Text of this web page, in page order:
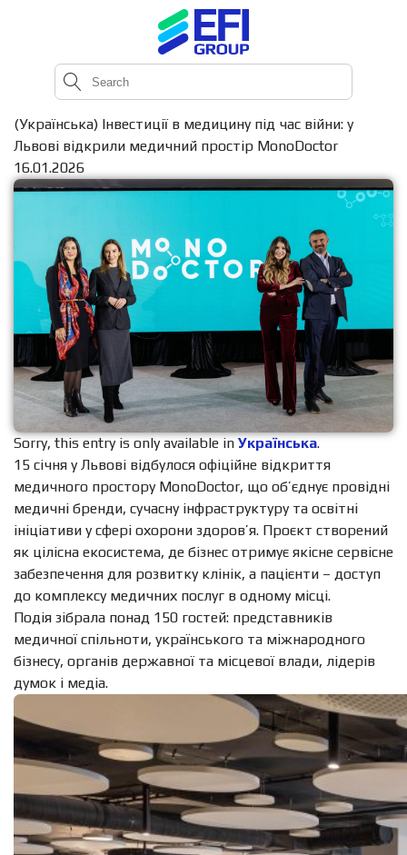
(Українська) Інвестиції в медицину під час війни: у
Львові відкрили медичний простір MonoDoctor
16.01.2026
Sorry, this entry is only available in Українська.
15 січня у Львові відбулося офіційне відкриття
медичного простору MonoDoctor, що об’єднує провідні
медичні бренди, сучасну інфраструктуру та освітні
ініціативи у сфері охорони здоров’я. Проєкт створений
як цілісна екосистема, де бізнес отримує якісне сервісне
забезпечення для розвитку клінік, а пацієнти – доступ
до комплексу медичних послуг в одному місці.
Подія зібрала понад 150 гостей: представників
медичної спільноти, українського та міжнародного
бізнесу, органів державної та місцевої влади, лідерів
думок і медіа.